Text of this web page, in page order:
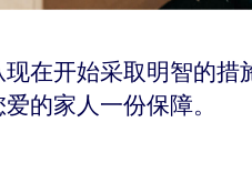
在开始采取明智的措
的家人一份保障。